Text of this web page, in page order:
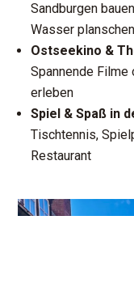
Sandburgen
Wasser planschen
Ostseekino &
Spannende
erleben
Spiel & Spaß in
Tischtennis,
Restaurant